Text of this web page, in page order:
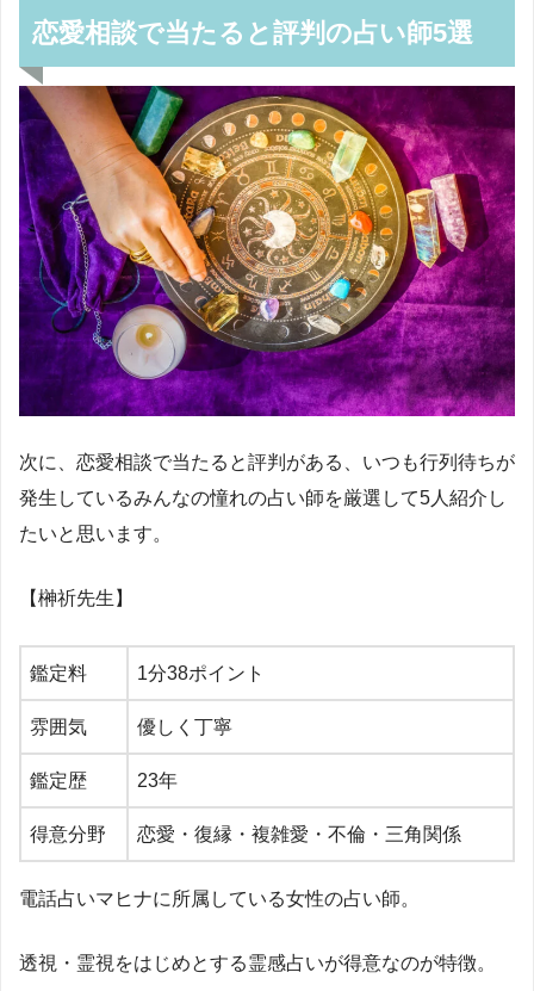
恋愛相談で当たると評判の占い師5選
次に、恋愛相談で当たると評判がある、いつも行列待ちが
発生しているみんなの憧れの占い師を厳選して5人紹介し
たいと思います。
【榊祈先生】
鑑定料 1分38ポイント
雰囲気 優しく丁寧
鑑定歴 23年
得意分野 恋愛・復縁・複雑愛・不倫・三角関係
電話占いマヒナに所属している女性の占い師。
透視・霊視をはじめとする霊感占いが得意なのが特徴。